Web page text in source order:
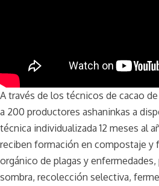
A través de los técnicos de cacao
a 200 productores ashaninkas a
técnica individualizada 12 meses al
reciben formación en compostaje
orgánico de plagas y
sombra, recolección selectiva,